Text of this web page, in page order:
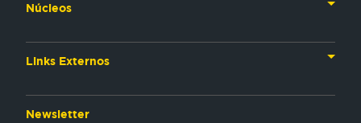
Núcleos
Links Externos
Newsletter